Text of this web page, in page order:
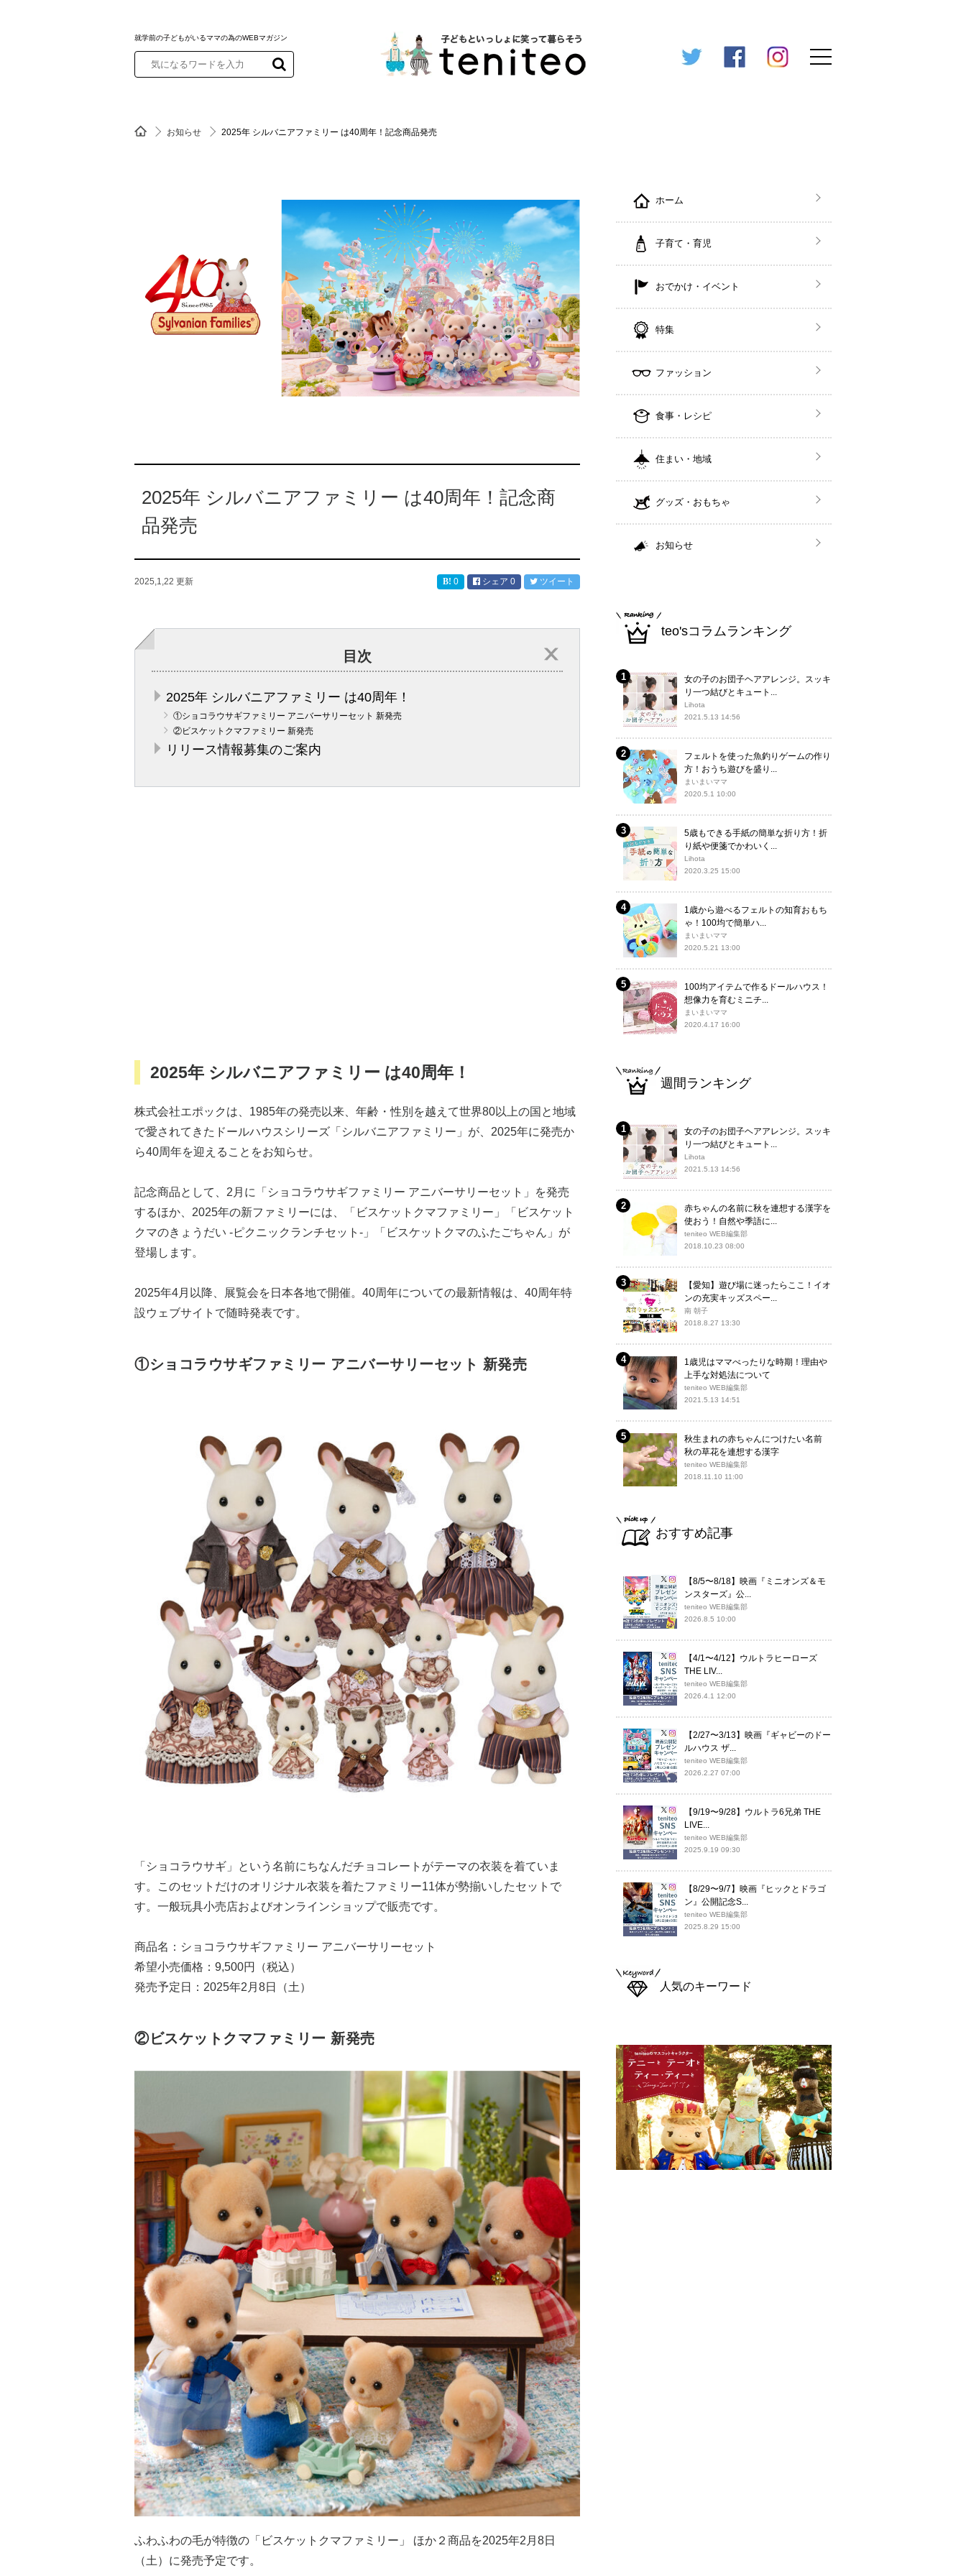
就学前の子どもがいるママの為のWEBマガジン
お知らせ 2025年 シルバニアファミリー は40周年！記念商品発売
2025年 シルバニアファミリー は40周年！記念商
品発売
2025,1,22 更新 0 シェア 0 ツイート
目次
2025年 シルバニアファミリー は40周年！
①ショコラウサギファミリー アニバーサリーセット 新発売
②ビスケットクマファミリー 新発売
リリース情報募集のご案内
2025年 シルバニアファミリー は40周年！
株式会社エポックは、1985年の発売以来、年齢・性別を越えて世界80以上の国と地域
で愛されてきたドールハウスシリーズ「シルバニアファミリー」が、2025年に発売か
ら40周年を迎えることをお知らせ。
記念商品として、2月に「ショコラウサギファミリー アニバーサリーセット」を発売
するほか、2025年の新ファミリーには、「ビスケットクマファミリー」「ビスケット
クマのきょうだい -ピクニックランチセット-」「ビスケットクマのふたごちゃん」が
登場します。
2025年4月以降、展覧会を日本各地で開催。40周年についての最新情報は、40周年特
設ウェブサイトで随時発表です。
①ショコラウサギファミリー アニバーサリーセット 新発売
「ショコラウサギ」という名前にちなんだチョコレートがテーマの衣装を着ていま
す。このセットだけのオリジナル衣装を着たファミリー11体が勢揃いしたセットで
す。一般玩具小売店およびオンラインショップで販売です。
商品名：ショコラウサギファミリー アニバーサリーセット
希望小売価格：9,500円（税込）
発売予定日：2025年2月8日（土）
②ビスケットクマファミリー 新発売
ふわふわの毛が特徴の「ビスケットクマファミリー」 ほか２商品を2025年2月8日
（土）に発売予定です。
ホーム
子育て・育児
おでかけ・イベント
特集
ファッション
食事・レシピ
住まい・地域
グッズ・おもちゃ
お知らせ
teo'sコラムランキング
女の子のお団子ヘアアレンジ。スッキ
リ一つ結びとキュート...
Lihota
2021.5.13 14:56
フェルトを使った魚釣りゲームの作り
方！おうち遊びを盛り...
まいまいママ
2020.5.1 10:00
5歳もできる手紙の簡単な折り方！折
り紙や便箋でかわいく...
Lihota
2020.3.25 15:00
1歳から遊べるフェルトの知育おもち
ゃ！100均で簡単ハ...
まいまいママ
2020.5.21 13:00
100均アイテムで作るドールハウス！
想像力を育むミニチ...
まいまいママ
2020.4.17 16:00
週間ランキング
女の子のお団子ヘアアレンジ。スッキ
リ一つ結びとキュート...
Lihota
2021.5.13 14:56
赤ちゃんの名前に秋を連想する漢字を
使おう！自然や季語に...
teniteo WEB編集部
2018.10.23 08:00
【愛知】遊び場に迷ったらここ！イオ
ンの充実キッズスペー...
南 朝子
2018.8.27 13:30
1歳児はママべったりな時期！理由や
上手な対処法について
teniteo WEB編集部
2021.5.13 14:51
秋生まれの赤ちゃんにつけたい名前
秋の草花を連想する漢字
teniteo WEB編集部
2018.11.10 11:00
おすすめ記事
【8/5〜8/18】映画『ミニオンズ＆モ
ンスターズ』公...
teniteo WEB編集部
2026.8.5 10:00
【4/1〜4/12】ウルトラヒーローズ
THE LIV...
teniteo WEB編集部
2026.4.1 12:00
【2/27〜3/13】映画『ギャビーのドー
ルハウス ザ...
teniteo WEB編集部
2026.2.27 07:00
【9/19〜9/28】ウルトラ6兄弟 THE
LIVE...
teniteo WEB編集部
2025.9.19 09:30
【8/29〜9/7】映画『ヒックとドラゴ
ン』公開記念S...
teniteo WEB編集部
2025.8.29 15:00
人気のキーワード